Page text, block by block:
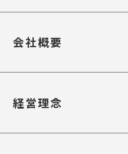
会社概要
経営理念